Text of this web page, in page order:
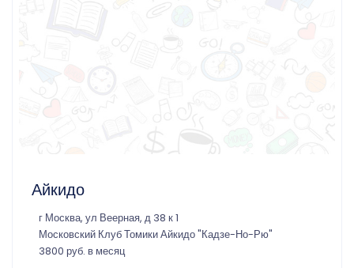
Айкидо
г Москва, ул Веерная, д 38 к 1
Московский Клуб Томики Айкидо "Кадзе-Но-Рю"
3800 руб. в месяц